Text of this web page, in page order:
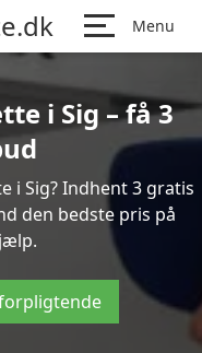
Menu
i Sig – få 3
i Sig? Indhent 3 gratis
den bedste pris på